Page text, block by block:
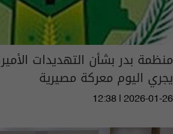
منظمة بدر بشأن التهديدات
يجري اليوم معركة مصيرية
12:38 | 2026-01-26